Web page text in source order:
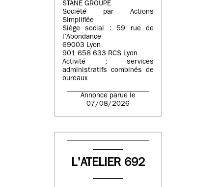
STANE GROUPE
Société par Actions
Simplifiée
Siège social : 59 rue de
l’Abondance
69003 Lyon
901 658 633 RCS Lyon
Activité : services
administratifs combinés de
bureaux
Annonce parue le
07/08/2026
L'ATELIER 692